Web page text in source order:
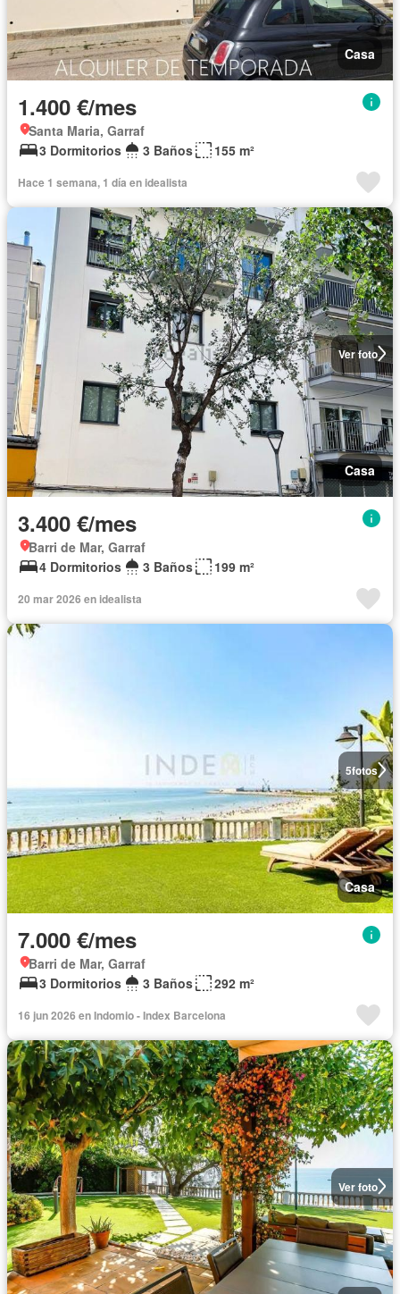
Casa
1.400 €/mes
Santa Maria, Garraf
3 Dormitorios
3 Baños 155 m²
Hace 1 semana, 1 día en idealista
Ver foto
Casa
3.400 €/mes
Barri de Mar, Garraf
4 Dormitorios
3 Baños 199 m²
20 mar 2026 en idealista
5fotos
Casa
7.000 €/mes
Barri de Mar, Garraf
3 Dormitorios
3 Baños 292 m²
16 jun 2026 en Indomio - Index Barcelona
Ver foto